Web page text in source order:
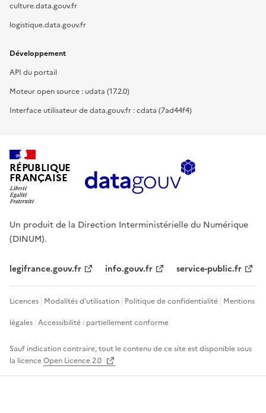
culture.data.gouv.fr
logistique.data.gouv.fr
Développement
API du portail
Moteur open source : udata (17.2.0)
Interface utilisateur de data.gouv.fr : cdata (7ad44f4)
RÉPUBLIQUE
FRANÇAISE
Un produit de la Direction Interministérielle du Numérique
(DINUM).
legifrance.gouv.fr info.gouv.fr service-public.fr
Licences Modalités d'utilisation Politique de confidentialité Mentions
légales Accessibilité : partiellement conforme
Sauf indication contraire, tout le contenu de ce site est disponible sous
la licenceOpen Licence 2.0